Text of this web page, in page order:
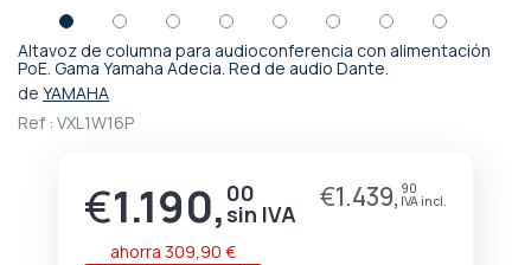
Altavoz de columna para audioconferencia con alimentación
PoE. Gama Yamaha Adecia. Red de audio Dante.
de YAMAHA
Ref : VXL1W16P
Precio
especial
€1.190, 00 €1.439, 90
ahorra 309,90 €
Saltar
al
de